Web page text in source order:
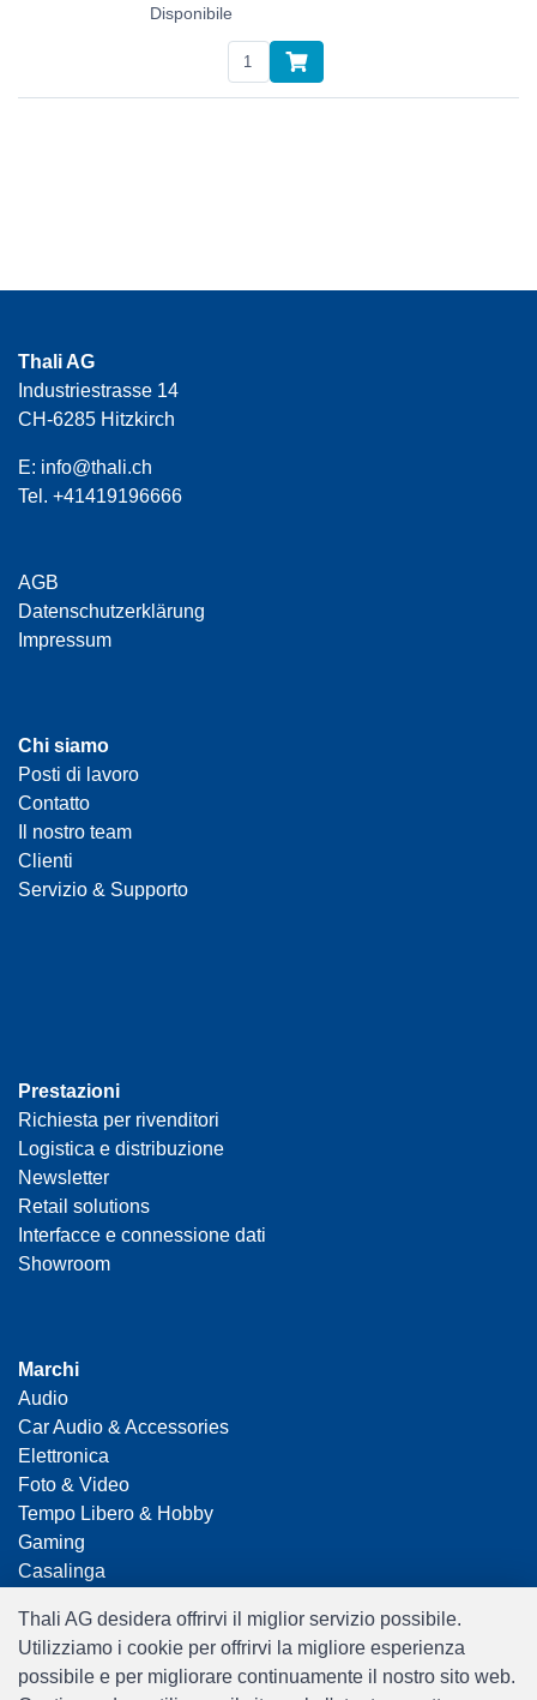
Disponibile
Thali AG
Industriestrasse 14
CH-6285 Hitzkirch
E: info@thali.ch
Tel. +41419196666
AGB
Datenschutzerklärung
Impressum
Chi siamo
Posti di lavoro
Contatto
Il nostro team
Clienti
Servizio & Supporto
Prestazioni
Richiesta per rivenditori
Logistica e distribuzione
Newsletter
Retail solutions
Interfacce e connessione dati
Showroom
Marchi
Audio
Car Audio & Accessories
Elettronica
Foto & Video
Tempo Libero & Hobby
Gaming
Casalinga
Merchandising
Smart Home
Giocattoli
Thali AG desidera offrirvi il miglior servizio possibile.
Utilizziamo i cookie per offrirvi la migliore esperienza
possibile e per migliorare continuamente il nostro sito web.